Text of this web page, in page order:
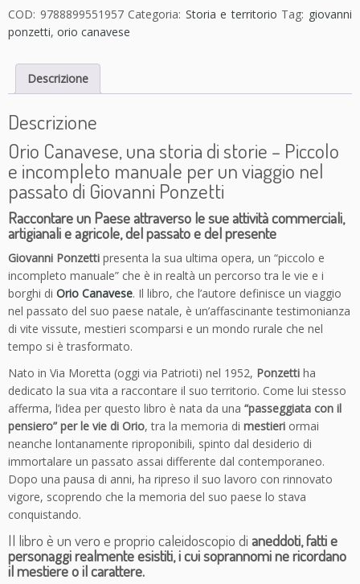
o
C
a
v
e
s
e,
u
n
a
s
t
o
r
i
a
d
i
t
o
r
i
e
-
G
o
v
a
n
COD: 9788899551957 Categoria: Storia e territorio Tag: giovanni
ponzetti, orio canavese
Descrizione
Descrizione
Orio Canavese, una storia di storie – Piccolo
e incompleto manuale per un viaggio nel
passato di Giovanni Ponzetti
Raccontare un Paese attraverso le sue attività commerciali,
artigianali e agricole, del passato e del presente
Giovanni Ponzetti presenta la sua ultima opera, un “piccolo e
incompleto manuale” che è in realtà un percorso tra le vie e i
borghi di Orio Canavese. Il libro, che l’autore definisce un viaggio
nel passato del suo paese natale, è un’affascinante testimonianza
di vite vissute, mestieri scomparsi e un mondo rurale che nel
tempo si è trasformato.
Nato in Via Moretta (oggi via Patrioti) nel 1952, Ponzetti ha
dedicato la sua vita a raccontare il suo territorio. Come lui stesso
afferma, l’idea per questo libro è nata da una “passeggiata con il
pensiero” per le vie di Orio, tra la memoria di mestieri ormai
neanche lontanamente riproponibili, spinto dal desiderio di
immortalare un passato assai differente dal contemporaneo.
Dopo una pausa di anni, ha ripreso il suo lavoro con rinnovato
vigore, scoprendo che la memoria del suo paese lo stava
conquistando.
Il libro è un vero e proprio caleidoscopio di aneddoti, fatti e
personaggi realmente esistiti, i cui soprannomi ne ricordano
il mestiere o il carattere.